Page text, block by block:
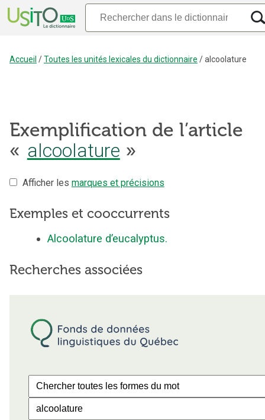
Accueil /Toutes les unités lexicales du dictionnaire /alcoolature
Exemplification de l’article
« alcoolature »
Afficher les marques et précisions
Exemples et cooccurrents
Alcoolature d’eucalyptus.
Recherches associées